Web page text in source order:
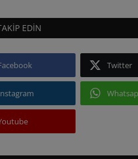
EDIN
Twitter